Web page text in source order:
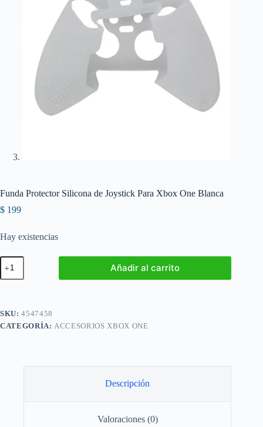
Funda Protector Silicona de Joystick Para Xbox One Blanca
$ 199
Hay existencias
Funda
Protector
Silicona
Para
One
Añadir al carrito
SKU:4547458
CATEGORÍA: ACCESORIOS XBOX ONE
Descripción
Valoraciones (0)